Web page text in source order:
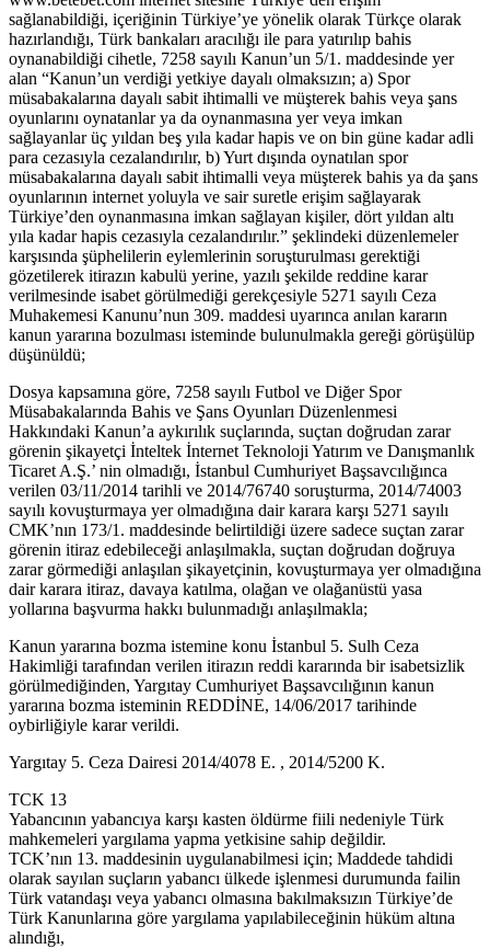
sağlanabildiği, içeriğinin Türkiye’ye yönelik olarak Türkçe olarak
hazırlandığı, Türk bankaları aracılığı ile para yatırılıp bahis
oynanabildiği cihetle, 7258 sayılı Kanun’un 5/1. maddesinde yer
alan “Kanun’un verdiği yetkiye dayalı olmaksızın; a) Spor
müsabakalarına dayalı sabit ihtimalli ve müşterek bahis veya şans
oyunlarını oynatanlar ya da oynanmasına yer veya imkan
sağlayanlar üç yıldan beş yıla kadar hapis ve on bin güne kadar adli
para cezasıyla cezalandırılır, b) Yurt dışında oynatılan spor
müsabakalarına dayalı sabit ihtimalli veya müşterek bahis ya da şans
oyunlarının internet yoluyla ve sair suretle erişim sağlayarak
Türkiye’den oynanmasına imkan sağlayan kişiler, dört yıldan altı
yıla kadar hapis cezasıyla cezalandırılır.” şeklindeki düzenlemeler
karşısında şüphelilerin eylemlerinin soruşturulması gerektiği
gözetilerek itirazın kabulü yerine, yazılı şekilde reddine karar
verilmesinde isabet görülmediği gerekçesiyle 5271 sayılı Ceza
Muhakemesi Kanunu’nun 309. maddesi uyarınca anılan kararın
kanun yararına bozulması isteminde bulunulmakla gereği görüşülüp
düşünüldü;
Dosya kapsamına göre, 7258 sayılı Futbol ve Diğer Spor
Müsabakalarında Bahis ve Şans Oyunları Düzenlenmesi
Hakkındaki Kanun’a aykırılık suçlarında, suçtan doğrudan zarar
görenin şikayetçi İnteltek İnternet Teknoloji Yatırım ve Danışmanlık
Ticaret A.Ş.’ nin olmadığı, İstanbul Cumhuriyet Başsavcılığınca
verilen 03/11/2014 tarihli ve 2014/76740 soruşturma, 2014/74003
sayılı kovuşturmaya yer olmadığına dair karara karşı 5271 sayılı
CMK’nın 173/1. maddesinde belirtildiği üzere sadece suçtan zarar
görenin itiraz edebileceği anlaşılmakla, suçtan doğrudan doğruya
zarar görmediği anlaşılan şikayetçinin, kovuşturmaya yer olmadığına
dair karara itiraz, davaya katılma, olağan ve olağanüstü yasa
yollarına başvurma hakkı bulunmadığı anlaşılmakla;
Kanun yararına bozma istemine konu İstanbul 5. Sulh Ceza
Hakimliği tarafından verilen itirazın reddi kararında bir isabetsizlik
görülmediğinden, Yargıtay Cumhuriyet Başsavcılığının kanun
yararına bozma isteminin REDDİNE, 14/06/2017 tarihinde
oybirliğiyle karar verildi.
Yargıtay 5. Ceza Dairesi 2014/4078 E. , 2014/5200 K.
TCK 13
Yabancının yabancıya karşı kasten öldürme fiili nedeniyle Türk
mahkemeleri yargılama yapma yetkisine sahip değildir.
TCK’nın 13. maddesinin uygulanabilmesi için; Maddede tahdidi
olarak sayılan suçların yabancı ülkede işlenmesi durumunda failin
Türk vatandaşı veya yabancı olmasına bakılmaksızın Türkiye’de
Türk Kanunlarına göre yargılama yapılabileceğinin hüküm altına
alındığı,